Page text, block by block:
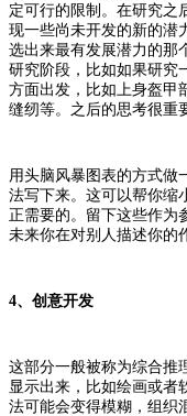
定可行的限制。在研究之
现一些尚未开发的新的潜
选出来最有发展潜力的那
研究阶段，比如如果研究
方面出发，比如上身盔甲
缝纫等。之后的思考很重
用头脑风暴图表的方式做
法写下来。这可以帮你缩
正需要的。留下这些作为
未来你在对别人描述你的
4、创意开发
这部分一般被称为综合推
显示出来，比如绘画或者
法可能会变得模糊，组织